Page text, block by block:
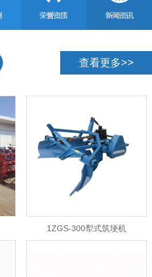
查看更多>>
1ZGS-300犁式筑埂机